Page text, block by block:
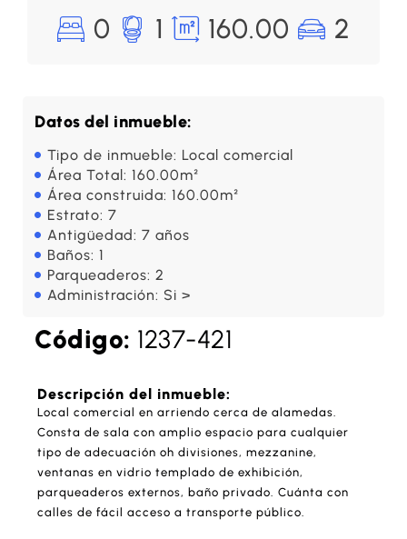
0 1 160.00 2
Datos del inmueble:
Tipo de inmueble: Local comercial
Área Total: 160.00m²
Área construida: 160.00m²
Estrato: 7
Antigüedad: 7 años
Baños: 1
Parqueaderos: 2
Administración: Si >
Código: 1237-421
Descripción del inmueble:
Local comercial en arriendo cerca de alamedas.
Consta de sala con amplio espacio para cualquier
tipo de adecuación oh divisiones, mezzanine,
ventanas en vidrio templado de exhibición,
parqueaderos externos, baño privado. Cuánta con
calles de fácil acceso a transporte público.